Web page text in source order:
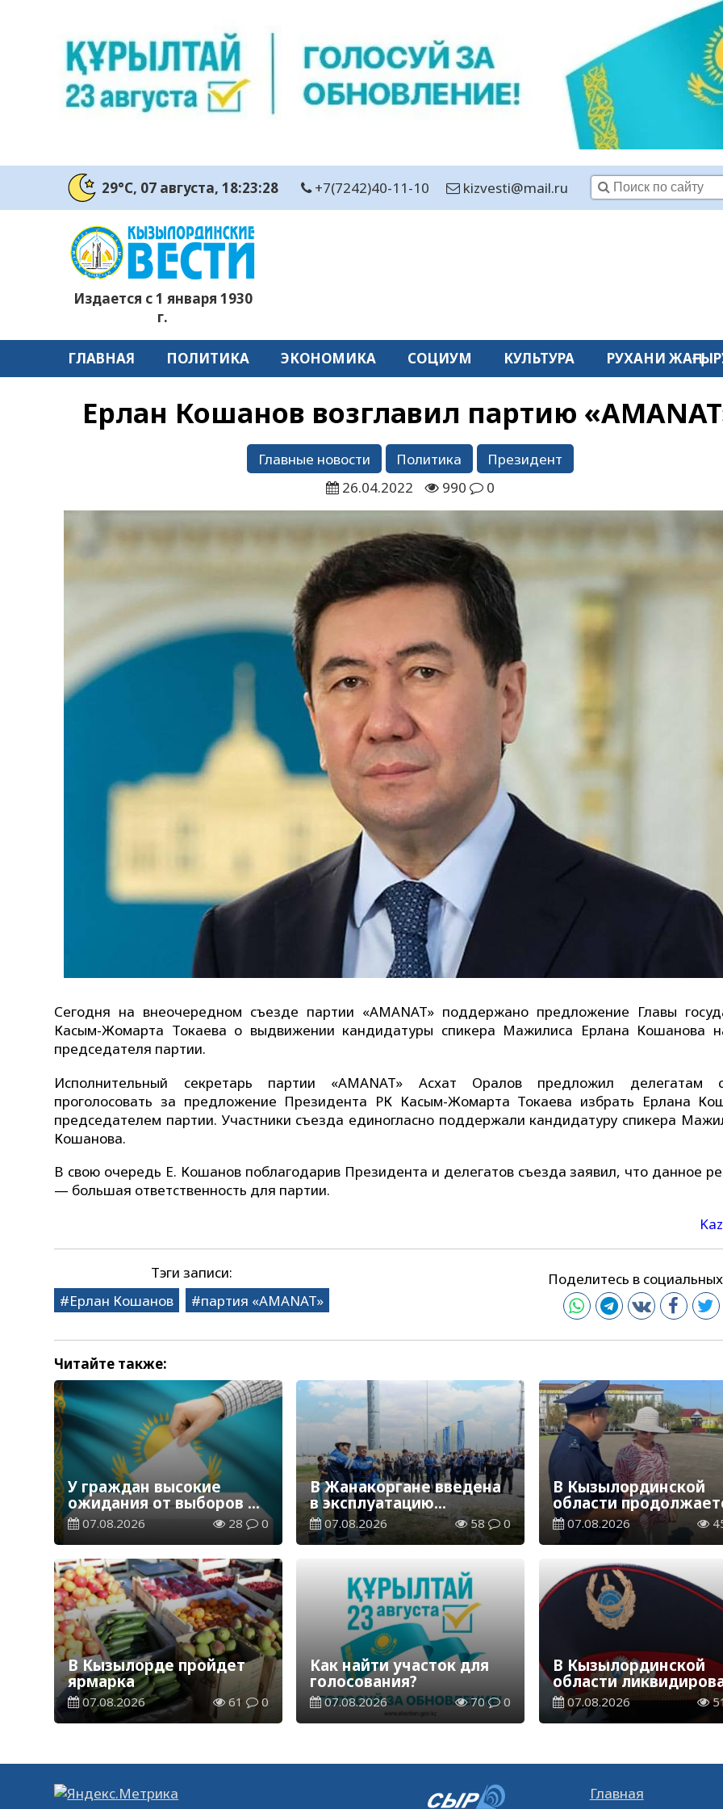
29°C, 07 августа, 18:23:28 +7(7242)40-11-10 kizvesti@mail.ru
Издается с 1 января 1930
г.
ГЛАВНАЯ ПОЛИТИКА ЭКОНОМИКА СОЦИУМ КУЛЬТУРА РУХАНИ
Ерлан Кошанов возглавил партию
Главные новости Политика
Президент
26.04.2022
990 0
Сегодня на внеочередном съезде партии «AMANAT» поддержано предложение Главы
Касым-Жомарта Токаева о выдвижении кандидатуры спикера Мажилиса Ерлана Кошанова
председателя партии.
Исполнительный секретарь партии «AMANAT» Асхат Оралов предложил делегатам
проголосовать за предложение Президента РК Касым-Жомарта Токаева избрать Ерлана
председателем партии. Участники съезда единогласно поддержали кандидатуру спикера
Кошанова.
В свою очередь Е. Кошанов поблагодарив Президента и делегатов съезда заявил, что данное
— большая ответственность для партии.
Тэги записи:
Ерлан Кошанов
партия «AMANAT»
Поделитесь в
Читайте также:
У граждан высокие
ожидания от выборов в
Курултай – опрос
общественного мнения
07.08.2026 28 0
В Жанакоргане введена
в эксплуатацию
водораспределительная
станция
07.08.2026 58 0
В Кызылординской
области
экологическая акция
«Таза Қазақстан»
07.08.2026
В Кызылорде пройдет
ярмарка
07.08.2026 61 0
Как найти участок для
голосования?
07.08.2026 70 0
В Кызылординской
области
группа нелегальных
добытчиков золота
07.08.2026
Главная